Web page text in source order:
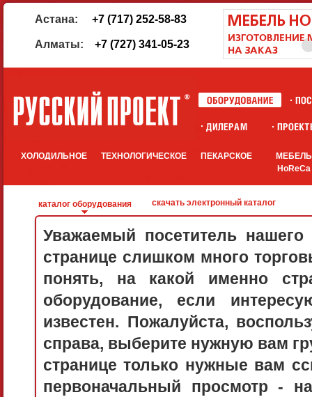
Астана: +7 (717) 252-58-83
Алматы: +7 (727) 341-05-23
ХОЛОДИЛЬНОЕ ТЕХНОЛОГИЧЕСКОЕ ПЕКАРСКОЕ
МЕБЕЛЬ
HoReCa
каталог оборудования скачать электронный каталог
Уважаемый посетитель
странице слишком много
понять, на какой именно
оборудование, если
известен. Пожалуйста,
справа, выберите нужную вам
странице только нужные вам
первоначальный просмотр -